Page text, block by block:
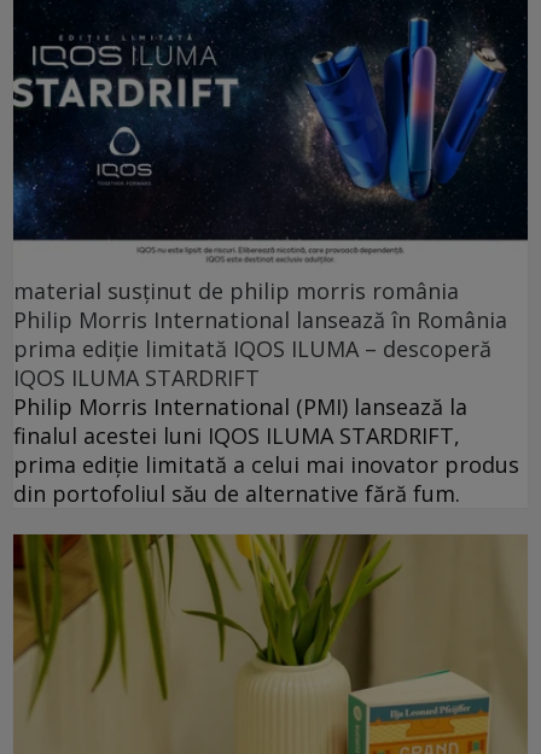
material susținut de philip morris românia
Philip Morris International lansează în România
prima ediție limitată IQOS ILUMA – descoperă
IQOS ILUMA STARDRIFT
Philip Morris International (PMI) lansează la
finalul acestei luni IQOS ILUMA STARDRIFT,
prima ediție limitată a celui mai inovator produs
din portofoliul său de alternative fără fum.